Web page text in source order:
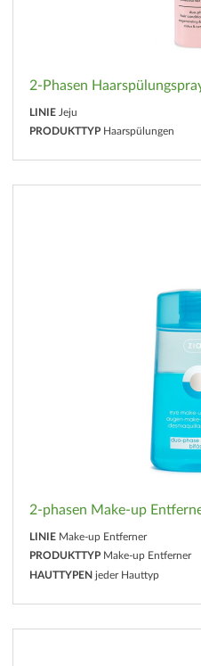
2-Phasen
LINIE Jeju
PRODUKTTYP Haarspülungen
2-phasen Make-up
LINIE Make-up Entferner
PRODUKTTYP Make-up Entferner
HAUTTYPEN jeder Hauttyp